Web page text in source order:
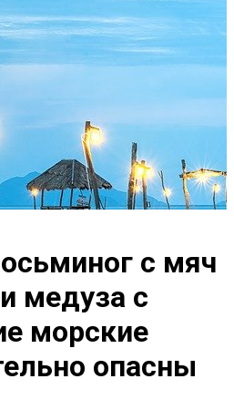
с мяч
медуза с
морские
опасны